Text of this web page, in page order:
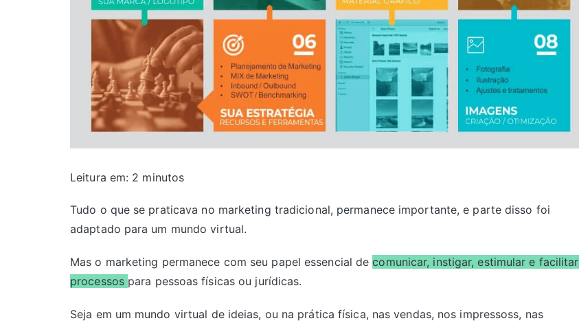
Leitura em: 2 minutos
Tudo o que se praticava no marketing tradicional, permanece importante, e parte disso foi
adaptado para um mundo virtual.
Mas o marketing permanece com seu papel essencial decomunicar, instigar, estimular e facilitar
processos para pessoas físicas ou jurídicas.
Seja em um mundo virtual de ideias, ou na prática física, nas vendas, nos impressoss, nas